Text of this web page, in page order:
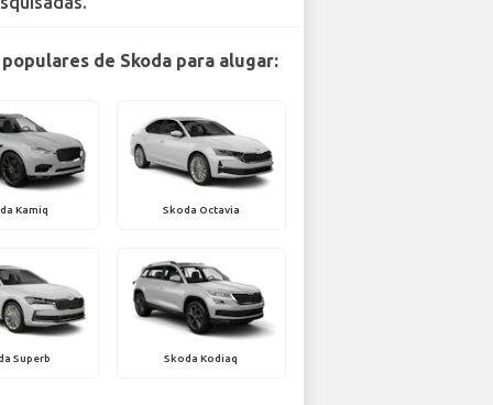
de Skoda para alugar:
Kamiq Skoda Octavia
Superb Skoda Kodiaq